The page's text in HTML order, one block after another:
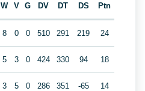
W V G DV DT DS Ptn
8 0 0 510 291 219 24
5 3 0 424 330 94 18
3 5 0 286 351 -65 14